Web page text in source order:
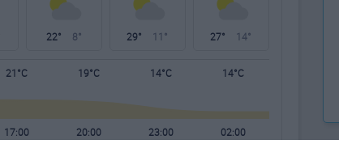
22° 8° 29° 11° 27° 14°
21°C 19°C 14°C 14°C
17:00 20:00 23:00 02:00